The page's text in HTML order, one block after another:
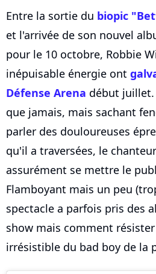
Entre la sortie du biopic
et l'arrivée de son nouvel
pour le 10 octobre, Robbie
inépuisable énergie ont
Défense Arena début juillet.
que jamais, mais sachant
parler des douloureuses
qu'il a traversées, le
assurément se mettre le
Flamboyant mais un peu
spectacle a parfois pris des
show mais comment
irrésistible du bad boy de la